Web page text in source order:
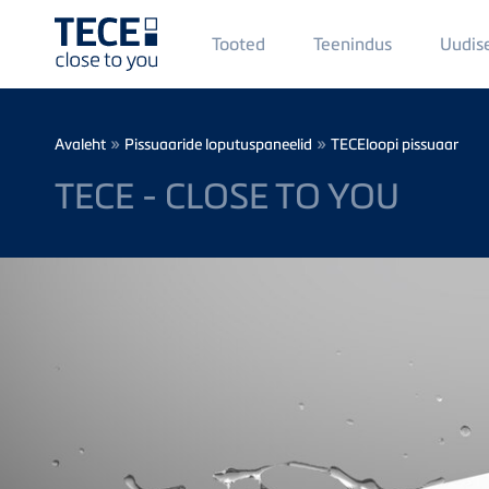
Main
Menü
1
Tooted Teenindus
Breadcrumb
Avaleht » Pissuaaride loputuspaneelid » TECEloopi pissuaar
TECE - CLOSE TO YOU